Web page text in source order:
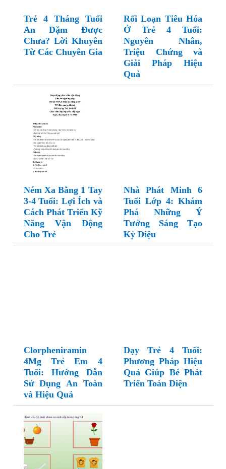
Trẻ 4 Tháng Tuổi
An Dặm Được
Chưa? Lời Khuyên
Từ Các Chuyên Gia
Rối Loạn Tiêu Hóa
Ở Trẻ 4 Tuổi:
Nguyên Nhân,
Triệu Chứng và
Giải Pháp Hiệu
Quả
Ném Xa Bằng 1 Tay
3-4 Tuổi: Lợi Ích và
Cách Phát Triển Kỹ
Năng Vận Động
Cho Trẻ
Nhà Phát Minh 6
Tuổi Lớp 4: Khám
Phá Những Ý
Tưởng Sáng Tạo
Kỳ Diệu
Clorpheniramin
4Mg Trẻ Em 4
Tuổi: Hướng Dẫn
Sử Dụng An Toàn
và Hiệu Quả
Dạy Trẻ 4 Tuổi:
Phương Pháp Hiệu
Quả Giúp Bé Phát
Triển Toàn Diện